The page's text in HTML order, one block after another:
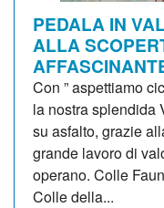
PEDALA IN
ALLA
Con ” aspettiamo
la nostra splendida
su asfalto, grazie
grande lavoro di
operano. Colle
Colle della...